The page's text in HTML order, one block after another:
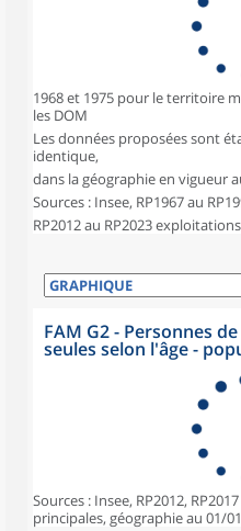
1968 et 1975 pour le territoire
les DOM
Les données proposées sont
identique,
dans la géographie en vigueur
Sources : Insee, RP1967 au
RP2012 au RP2023
FAM G2 - Personnes
seules selon l'âge -
Sources : Insee, RP2012,
principales, géographie au 01/